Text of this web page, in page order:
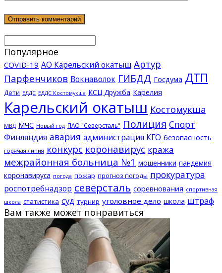
Популярное
COVID-19 АО Карельский окатыш Артур
Парфенчиков Вокнаволок ГИБДД Госдума ДТП
Дети ЕДДС ЕДДС Костомукша КСЦ Дружба Карелия
Карельский окатыш Костомукша
МВД МЧС Новый год ПАО "Северсталь" Полиция Спорт
Финляндия авария администрация КГО безопасность
горячая линия конкурс коронавирус кража
межрайонная больница №1 мошенники пандемия
коронавируса погода пожар прогноз погоды прокуратура
роспотребнадзор северсталь соревнования спортивная
школа статистика суд турнир уголовное дело школа штраф
Вам также может понравиться